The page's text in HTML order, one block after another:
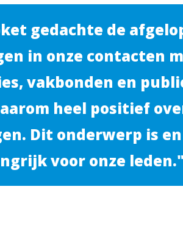
gedachte de
in onze contacten
vakbonden en
heel positief
Dit onderwerp is en
voor onze